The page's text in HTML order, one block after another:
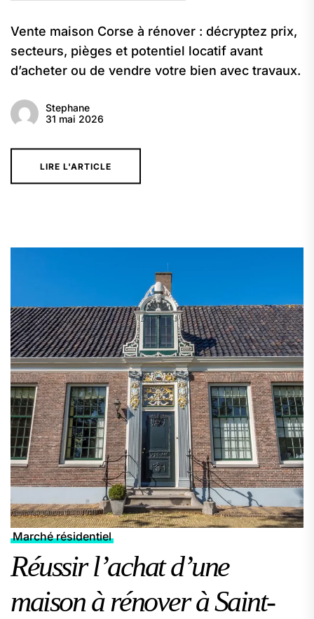
Vente maison Corse à rénover : décryptez prix,
secteurs, pièges et potentiel locatif avant
d’acheter ou de vendre votre bien avec travaux.
Stephane
31 mai 2026
LIRE L'ARTICLE
Marché résidentiel
Réussir l’achat d’une
maison à rénover à Saint-